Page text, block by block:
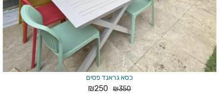
כסא גראנד פסים
₪350
₪250